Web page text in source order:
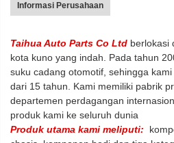
Informasi Perusahaan
Taihua Auto Parts Co Ltd berlokasi
kota kuno yang indah. Pada tahun
suku cadang otomotif, sehingga
dari 15 tahun. Kami memiliki pabrik
departemen perdagangan
produk kami ke seluruh dunia
Produk utama kami meliputi: